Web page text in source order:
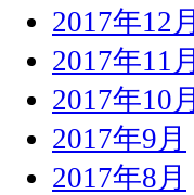
2017年12月
2017年11月
2017年10月
2017年9月
2017年8月